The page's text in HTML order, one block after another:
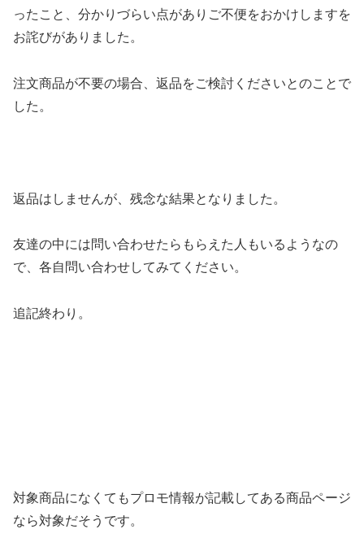
ったこと、分かりづらい点がありご不便をおかけしますを
お詫びがありました。
注文商品が不要の場合、返品をご検討くださいとのことで
した。
返品はしませんが、残念な結果となりました。
友達の中には問い合わせたらもらえた人もいるようなの
で、各自問い合わせしてみてください。
追記終わり。
対象商品になくてもプロモ情報が記載してある商品ページ
なら対象だそうです。